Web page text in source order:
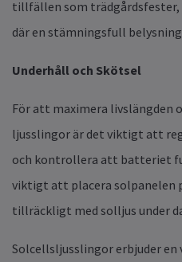
tillfällen som trädgårdsfester,
där en stämningsfull belysning
Underhåll och Skötsel
För att maximera livslängden
ljusslingor är det viktigt att
och kontrollera att batteriet
viktigt att placera solpanelen
tillräckligt med solljus under
Solcellsljusslingor erbjuder en